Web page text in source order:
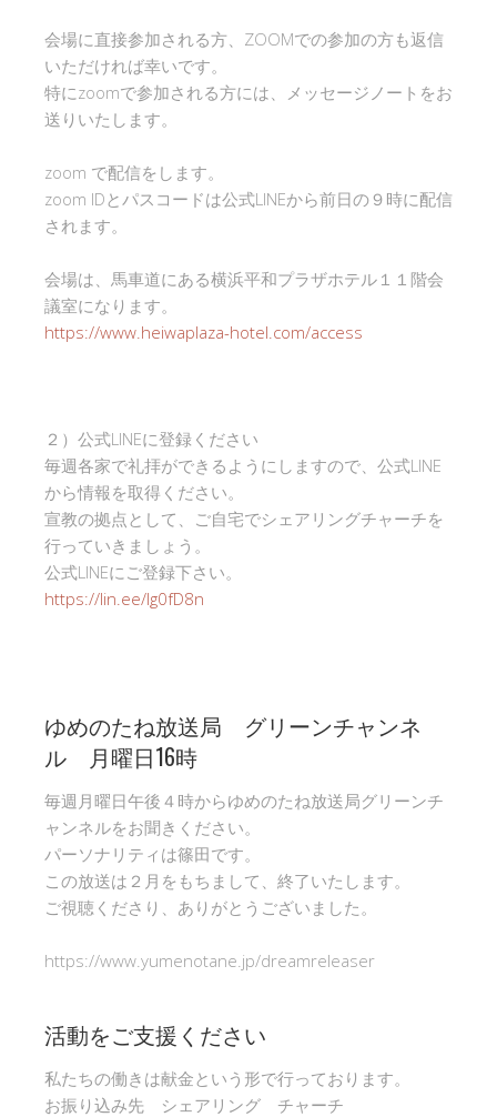
会場に直接参加される方、ZOOMでの参加の方も返信
いただければ幸いです。
特にzoomで参加される方には、メッセージノートをお
送りいたします。
zoom で配信をします。
zoom IDとパスコードは公式LINEから前日の９時に配信
されます。
会場は、馬車道にある横浜平和プラザホテル１１階会
議室になります。
https://www.heiwaplaza-hotel.com/access
２）公式LINEに登録ください
毎週各家で礼拝ができるようにしますので、公式LINE
から情報を取得ください。
宣教の拠点として、ご自宅でシェアリングチャーチを
行っていきましょう。
公式LINEにご登録下さい。
https://lin.ee/Ig0fD8n
ゆめのたね放送局 グリーンチャンネ
ル 月曜日16時
毎週月曜日午後４時からゆめのたね放送局グリーンチ
ャンネルをお聞きください。
パーソナリティは篠田です。
この放送は２月をもちまして、終了いたします。
ご視聴くださり、ありがとうございました。
https://www.yumenotane.jp/dreamreleaser
活動をご支援ください
私たちの働きは献金という形で行っております。
お振り込み先 シェアリング チャーチ